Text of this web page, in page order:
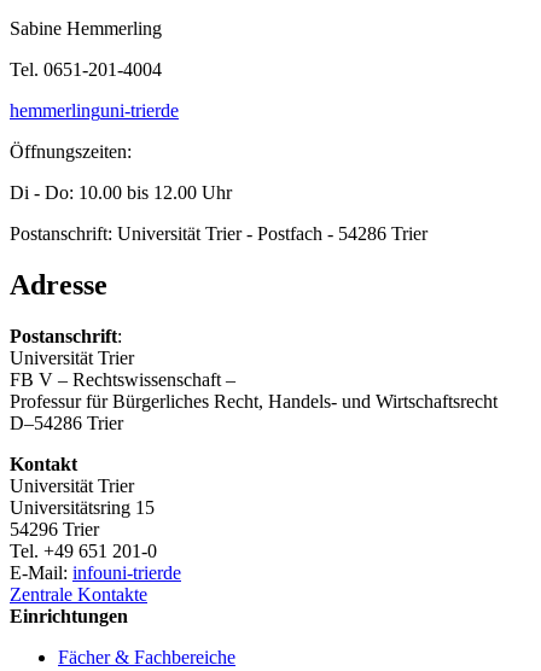
Sabine Hemmerling
Tel. 0651-201-4004
hemmerlinguni-trierde
Öffnungszeiten:
Di - Do: 10.00 bis 12.00 Uhr
Postanschrift: Universität Trier - Postfach - 54286 Trier
Adresse
Postanschrift:
Universität Trier
FB V – Rechtswissenschaft –
Professur für Bürgerliches Recht, Handels- und Wirtschaftsrecht
D–54286 Trier
Kontakt
Universität Trier
Universitätsring 15
54296 Trier
Tel. +49 651 201-0
E-Mail: infouni-trierde
Zentrale Kontakte
Einrichtungen
Fächer & Fachbereiche